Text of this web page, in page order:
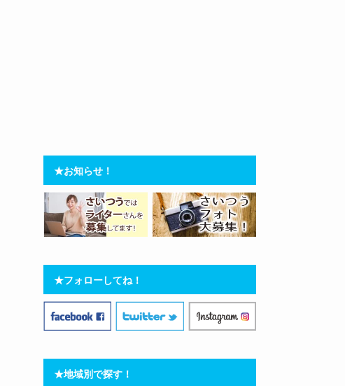
★お知らせ！
★フォローしてね！
★地域別で探す！